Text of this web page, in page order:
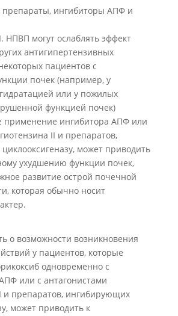
препараты, ингибиторы АПФ и
НПВП могут ослаблять эффект
антигипертензивных
пациентов с
почек (например, у
или у пожилых
функцией почек)
применение ингибитора АПФ или
II и препаратов,
может приводить
ухудшению функции почек,
развитие острой почечной
которая обычно носит
о возможности возникновения
у пациентов, которые
одновременно с
или с антагонистами
и препаратов, ингибирующих
может приводить к